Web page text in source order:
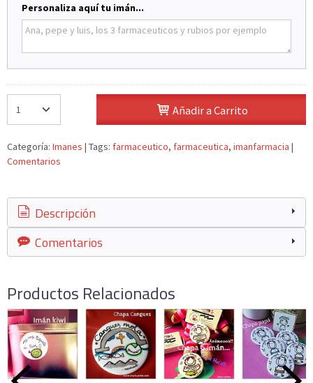
Personaliza aquí tu imán...
Añadir a Carrito
Categoría: Imanes | Tags: farmaceutico farmaceutica imanfarmacia |
Comentarios
Descripción
Comentarios
Productos Relacionados